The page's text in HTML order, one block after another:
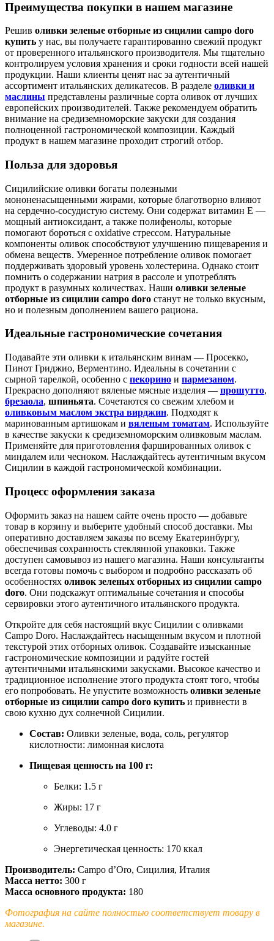
Преимущества покупки в нашем магазине
Решив оливки зеленые отборные из сицилии campo doro
купить у нас, вы получаете гарантированно свежий продукт
от проверенного итальянского производителя. Мы тщательно
контролируем условия хранения и сроки годности всей нашей
продукции. Наши клиенты ценят нас за аутентичный
ассортимент итальянских деликатесов. В разделе оливки и
маслины представлены различные сорта оливок от лучших
европейских производителей. Также рекомендуем обратить
внимание на средиземноморские закуски для создания
полноценной гастрономической композиции. Каждый
продукт в нашем магазине проходит строгий отбор.
Польза для здоровья
Сицилийские оливки богаты полезными
мононенасыщенными жирами, которые благотворно влияют
на сердечно-сосудистую систему. Они содержат витамин Е —
мощный антиоксидант, а также полифенолы, которые
помогают бороться с oxidative стрессом. Натуральные
компоненты оливок способствуют улучшению пищеварения и
обмена веществ. Умеренное потребление оливок помогает
поддерживать здоровый уровень холестерина. Однако стоит
помнить о содержании натрия в рассоле и употреблять
продукт в разумных количествах. Наши оливки зеленые
отборные из сицилии campo doro станут не только вкусным,
но и полезным дополнением вашего рациона.
Идеальные гастрономические сочетания
Подавайте эти оливки к итальянским винам — Просекко,
Пинот Гриджио, Верментино. Идеальны в сочетании с
сырной тарелкой, особенно с пекорино и пармезаном.
Прекрасно дополняют вяленые мясные изделия — прошутто,
брезаола, шпиньята. Сочетаются со свежим хлебом и
оливковым маслом экстра вирджин. Подходят к
маринованным артишокам и вяленым томатам. Используйте
в качестве закуски к средиземноморским оливковым маслам.
Применяйте для приготовления фаршированных оливок с
миндалем или чесноком. Наслаждайтесь аутентичным вкусом
Сицилии в каждой гастрономической комбинации.
Процесс оформления заказа
Оформить заказ на нашем сайте очень просто — добавьте
товар в корзину и выберите удобный способ доставки. Мы
оперативно доставляем заказы по всему Екатеринбургу,
обеспечивая сохранность стеклянной упаковки. Также
доступен самовывоз из нашего магазина. Наши консультанты
всегда готовы помочь с выбором и подробно рассказать об
особенностях оливок зеленых отборных из сицилии campo
doro. Они подскажут оптимальные сочетания и способы
сервировки этого аутентичного итальянского продукта.
Откройте для себя настоящий вкус Сицилии с оливками
Campo Doro. Наслаждайтесь насыщенным вкусом и плотной
текстурой этих отборных оливок. Создавайте изысканные
гастрономические композиции и радуйте гостей
аутентичными итальянскими закусками. Высокое качество и
традиционное исполнение этого продукта стоят того, чтобы
его попробовать. Не упустите возможность оливки зеленые
отборные из сицилии campo doro купить и привнести в
свою кухню дух солнечной Сицилии.
Состав: Оливки зеленые, вода, соль, регулятор
кислотности: лимонная кислота
Пищевая ценность на 100 г:
Белки: 1.5 г
Жиры: 17 г
Углеводы: 4.0 г
Энергетическая ценность: 170 ккал
Производитель: Campo d’Oro, Сицилия, Италия
Масса нетто: 300 г
Масса основного продукта: 180
Фотография на сайте полностью соответствует товару в
магазине.